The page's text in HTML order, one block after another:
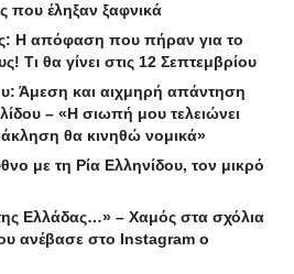
που έληξαν ξαφνικά
Η απόφαση που πήραν για το
Τι θα γίνει στις 12 Σεπτεμβρίου
Άμεση και αιχμηρή απάντηση
– «Η σιωπή μου τελειώνει
θα κινηθώ νομικά»
με τη Ρία Ελληνίδου, τον μικρό
Ελλάδας…» – Χαμός στα σχόλια
ανέβασε στο Instagram ο